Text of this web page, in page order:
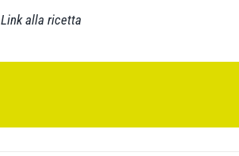
Link alla ricetta